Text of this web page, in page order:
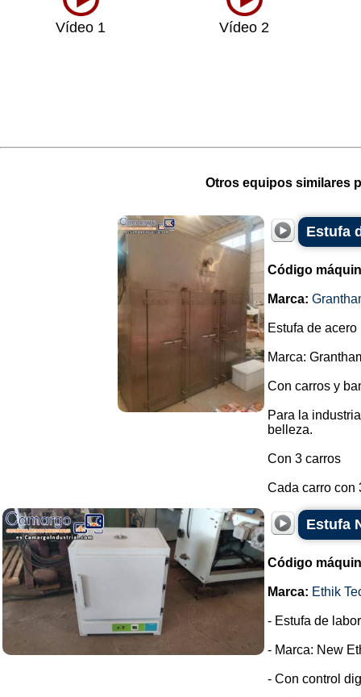
Vídeo 1 Vídeo 2
Otros equipos similares
Estufa
Código
Marca:
Estufa de
Marca:
Con carros y
Para la
belleza.
Con 3 carros
Cada carro con
Estufa
Código
Marca: Ethik
- Estufa de
- Marca: New
- Con control